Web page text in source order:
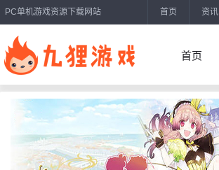
PC单机游戏资源下载网站 首页 资讯
首页